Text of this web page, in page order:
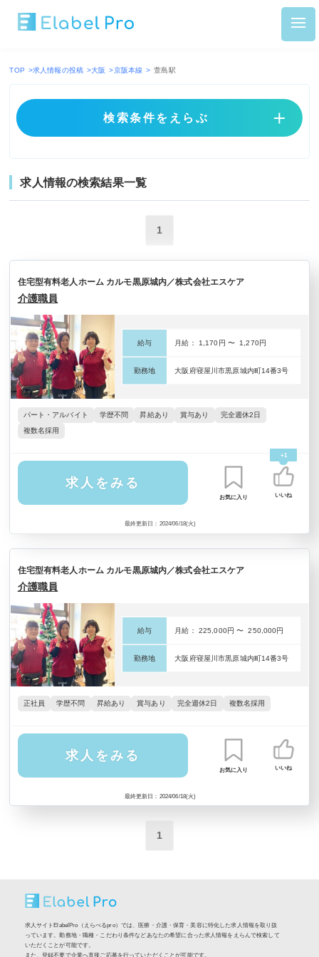
TOP >求人情報の投稿 >大阪 >京阪本線 > 萱島駅
求人情報の検索結果一覧
1
住宅型有料老人ホーム カルモ黒原城内／株式会社エスケア
介護職員
パート・アルバイト 学歴不問 昇給あり 賞与あり
完全週休2日
複数名採用
給与 月給： 1,170円 〜 1,270円
勤務地 大阪府寝屋川市黒原城内町14番3号
最終更新日：2024/06/18(火)
求人をみる
お気に入り
+1
いいね
住宅型有料老人ホーム カルモ黒原城内／株式会社エスケア
介護職員
正社員 学歴不問 昇給あり 賞与あり 完全週休2日 複数名採用
給与 月給： 225,000円 〜 250,000円
勤務地 大阪府寝屋川市黒原城内町14番3号
最終更新日：2024/06/18(火)
求人をみる
お気に入り いいね
1
検索条件をえらぶ
求人サイトElabelPro（えらべるpro）では、医療・介護・保育・美容に特化した求人情報を取り扱
っています。勤務地・職種・こだわり条件などあなたの希望に合った求人情報をえらんで検索して
いただくことが可能です。
また、登録不要で企業へ直接ご応募を行っていただくことが可能です。